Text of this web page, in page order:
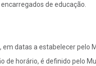
de educação.
datas a estabelecer pelo
de horário, é definido pelo